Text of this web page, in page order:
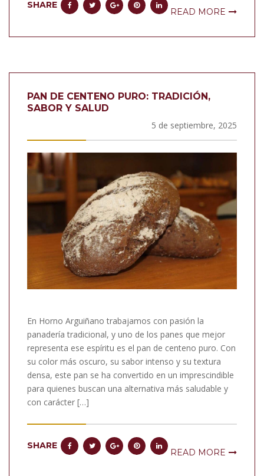
SHARE
READ MORE
PAN DE CENTENO PURO: TRADICIÓN,
SABOR Y SALUD
5 de septiembre, 2025
En Horno Arguiñano trabajamos con pasión la
panadería tradicional, y uno de los panes que mejor
representa ese espíritu es el pan de centeno puro. Con
su color más oscuro, su sabor intenso y su textura
densa, este pan se ha convertido en un imprescindible
para quienes buscan una alternativa más saludable y
con carácter […]
SHARE
READ MORE